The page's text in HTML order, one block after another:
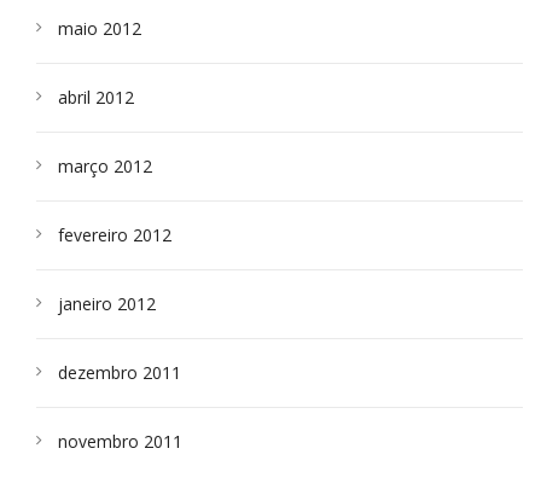
maio 2012
abril 2012
março 2012
fevereiro 2012
janeiro 2012
dezembro 2011
novembro 2011